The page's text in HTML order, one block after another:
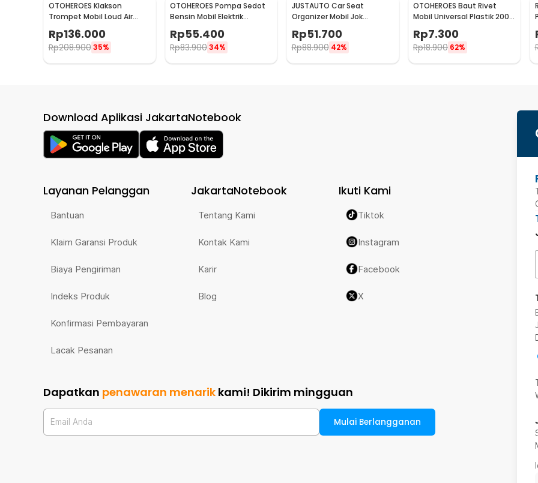
OTOHEROES Klakson
Trompet Mobil Loud Air
Horn 150dB 12V - JD4001
Rp136.000
Rp208.900 35%
OTOHEROES Pompa Sedot
Bensin Mobil Elektrik
Transfer Pump 38mm DC
12V - CT-14
Rp55.400
Rp83.90034%
JUSTAUTO Car Seat
Organizer Mobil Jok
Belakang Gantungan
Barang Tisu - Z-354
Rp51.700
Rp88.900 42%
OTOHEROES Baut Rivet
Mobil Universal Plastik 200
PCS - PE02
Rp7.300
Rp18.900 62%
Download Aplikasi JakartaNotebook
Layanan Pelanggan
Bantuan
Klaim Garansi Produk
Biaya Pengiriman
Indeks Produk
Konfirmasi Pembayaran
Lacak Pesanan
JakartaNotebook
Tentang Kami
Kontak Kami
Karir
Blog
Ikuti Kami
Tiktok
Instagram
Facebook
X
Dapatkan penawaran menarik kami! Dikirim mingguan
Email Anda Mulai Berlangganan